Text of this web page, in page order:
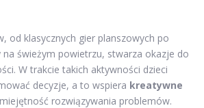
od klasycznych gier planszowych po
świeżym powietrzu, stwarza okazje do
W trakcie takich aktywności dzieci
decyzje, a to wspiera kreatywne
rozwiązywania problemów.